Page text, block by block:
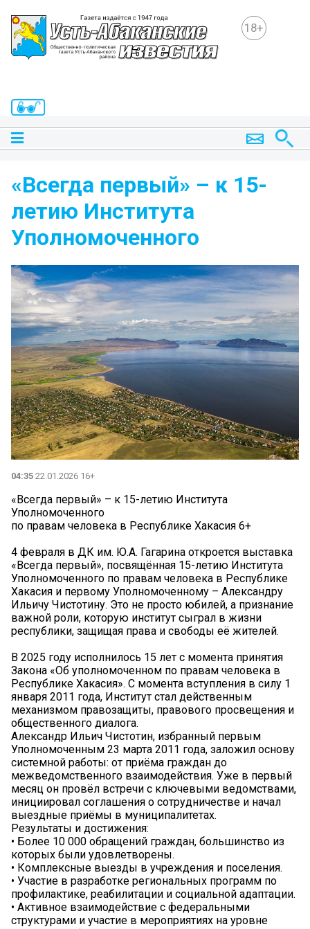
18+
«Всегда первый» – к 15-
летию Института
Уполномоченного
04:35 22.01.2026 16+
«Всегда первый» – к 15-летию Института
Уполномоченного
по правам человека в Республике Хакасия 6+
4 февраля в ДК им. Ю.А. Гагарина откроется выставка
«Всегда первый», посвящённая 15-летию Института
Уполномоченного по правам человека в Республике
Хакасия и первому Уполномоченному – Александру
Ильичу Чистотину. Это не просто юбилей, а признание
важной роли, которую институт сыграл в жизни
республики, защищая права и свободы её жителей.
В 2025 году исполнилось 15 лет с момента принятия
Закона «Об уполномоченном по правам человека в
Республике Хакасия». С момента вступления в силу 1
января 2011 года, Институт стал действенным
механизмом правозащиты, правового просвещения и
общественного диалога.
Александр Ильич Чистотин, избранный первым
Уполномоченным 23 марта 2011 года, заложил основу
системной работы: от приёма граждан до
межведомственного взаимодействия. Уже в первый
месяц он провёл встречи с ключевыми ведомствами,
инициировал соглашения о сотрудничестве и начал
выездные приёмы в муниципалитетах.
Результаты и достижения:
• Более 10 000 обращений граждан, большинство из
которых были удовлетворены.
• Комплексные выезды в учреждения и поселения.
• Участие в разработке региональных программ по
профилактике, реабилитации и социальной адаптации.
• Активное взаимодействие с федеральными
структурами и участие в мероприятиях на уровне